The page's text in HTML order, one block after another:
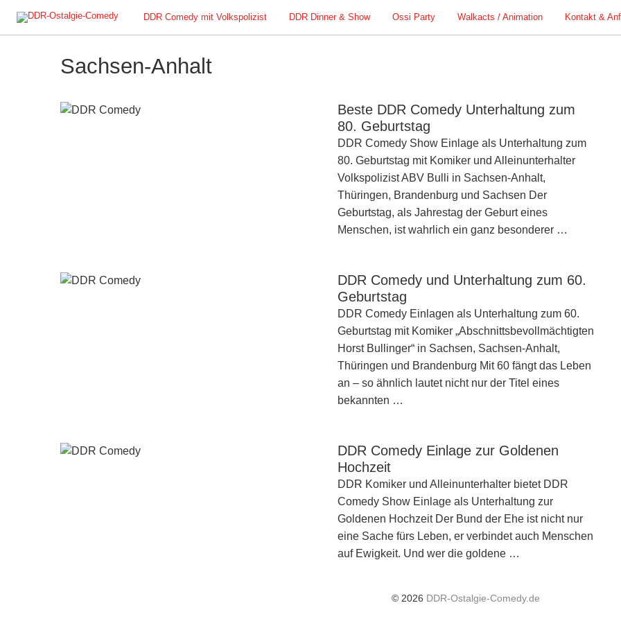
DDR Comedy mit Volkspolizist DDR Dinner & Show Ossi Party Walkacts / Animation Kontakt &
Sachsen-Anhalt
Beste DDR Comedy Unterhaltung zum
80. Geburtstag
DDR Comedy Show Einlage als Unterhaltung zum
80. Geburtstag mit Komiker und Alleinunterhalter
Volkspolizist ABV Bulli in Sachsen-Anhalt,
Thüringen, Brandenburg und Sachsen Der
Geburtstag, als Jahrestag der Geburt eines
Menschen, ist wahrlich ein ganz besonderer …
DDR Comedy und Unterhaltung zum 60.
Geburtstag
DDR Comedy Einlagen als Unterhaltung zum 60.
Geburtstag mit Komiker „Abschnittsbevollmächtigten
Horst Bullinger“ in Sachsen, Sachsen-Anhalt,
Thüringen und Brandenburg Mit 60 fängt das Leben
an – so ähnlich lautet nicht nur der Titel eines
bekannten …
DDR Comedy Einlage zur Goldenen
Hochzeit
DDR Komiker und Alleinunterhalter bietet DDR
Comedy Show Einlage als Unterhaltung zur
Goldenen Hochzeit Der Bund der Ehe ist nicht nur
eine Sache fürs Leben, er verbindet auch Menschen
auf Ewigkeit. Und wer die goldene …
© 2026 DDR-Ostalgie-Comedy.de